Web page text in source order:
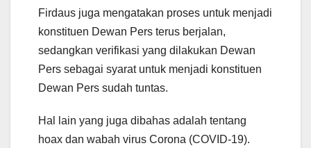
Firdaus juga mengatakan proses untuk menjadi
konstituen Dewan Pers terus berjalan,
sedangkan verifikasi yang dilakukan Dewan
Pers sebagai syarat untuk menjadi konstituen
Dewan Pers sudah tuntas.
Hal lain yang juga dibahas adalah tentang
hoax dan wabah virus Corona (COVID-19).